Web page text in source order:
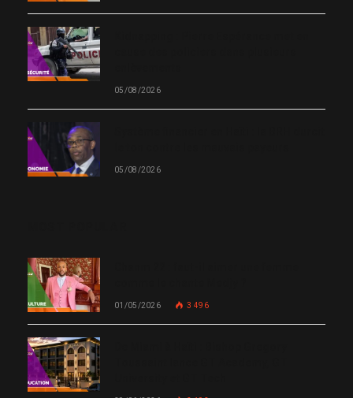
05/08/2026
05/08/2026
01/05/2026 3 496